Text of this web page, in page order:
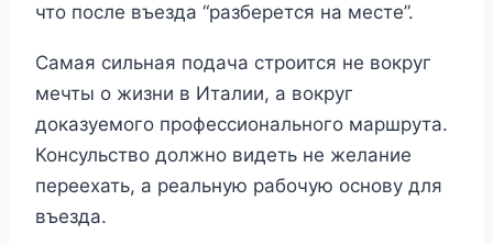
что после въезда “разберется на месте”.
Самая сильная подача строится не вокруг
мечты о жизни в Италии, а вокруг
доказуемого профессионального маршрута.
Консульство должно видеть не желание
переехать, а реальную рабочую основу для
въезда.